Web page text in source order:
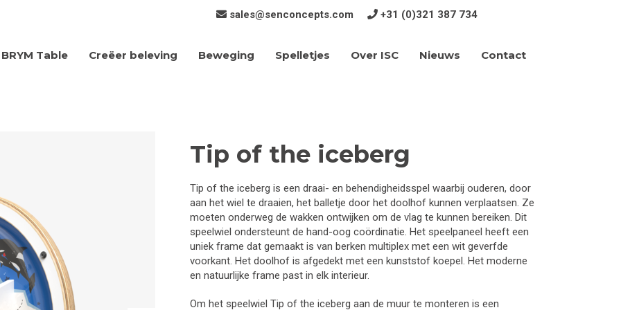
sales@senconcepts.com +31 (0)321 387 734
BRYM Table Creëer beleving Beweging Spelletjes Over ISC Nieuws Contact
Tip of the iceberg
Tip of the iceberg is een draai- en behendigheidsspel waarbij ouderen, door
aan het wiel te draaien, het balletje door het doolhof kunnen verplaatsen. Ze
moeten onderweg de wakken ontwijken om de vlag te kunnen bereiken. Dit
speelwiel ondersteunt de hand-oog coördinatie. Het speelpaneel heeft een
uniek frame dat gemaakt is van berken multiplex met een wit geverfde
voorkant. Het doolhof is afgedekt met een kunststof koepel. Het moderne
en natuurlijke frame past in elk interieur.
Om het speelwiel Tip of the iceberg aan de muur te monteren is een